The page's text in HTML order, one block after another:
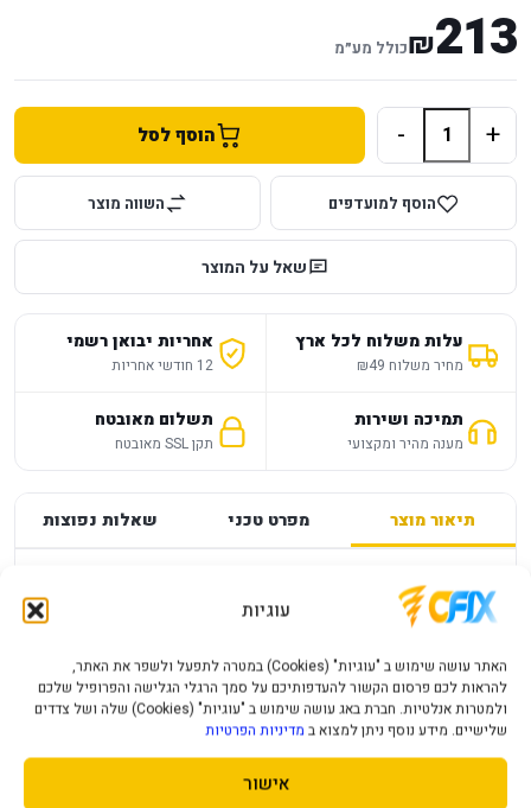
עוגיות
האתר עושה שימוש ב "עוגיות" (Cookies) במטרה לתפעל ולשפר את האתר,
להראות לכם פרסום הקשור להעדפותיכם על סמך הרגלי הגלישה והפרופיל שלכם
ולמטרות אנלטיות. חברת באג עושה שימוש ב "עוגיות" (Cookies) שלה ושל צדדים
שלישיים. מידע נוסף ניתן למצוא ב מדיניות הפרטיות
אישור
213
₪כולל מע״מ
+
- הוסף לסל
הוסף למועדפים השווה מוצר
שאל על המוצר
עלות משלוח לכל ארץ
מחיר משלוח ₪49
אחריות יבואן רשמי
12 חודשי אחריות
תמיכה ושירות
מענה מהיר ומקצועי
תשלום מאובטח
תקן SSL מאובטח
תיאור מוצר מפרט טכני שאלות נפוצות
מפרט
PS5 SILENT HILL PLAYSTATION
פרטי המוצר יעודכנו בקרוב.